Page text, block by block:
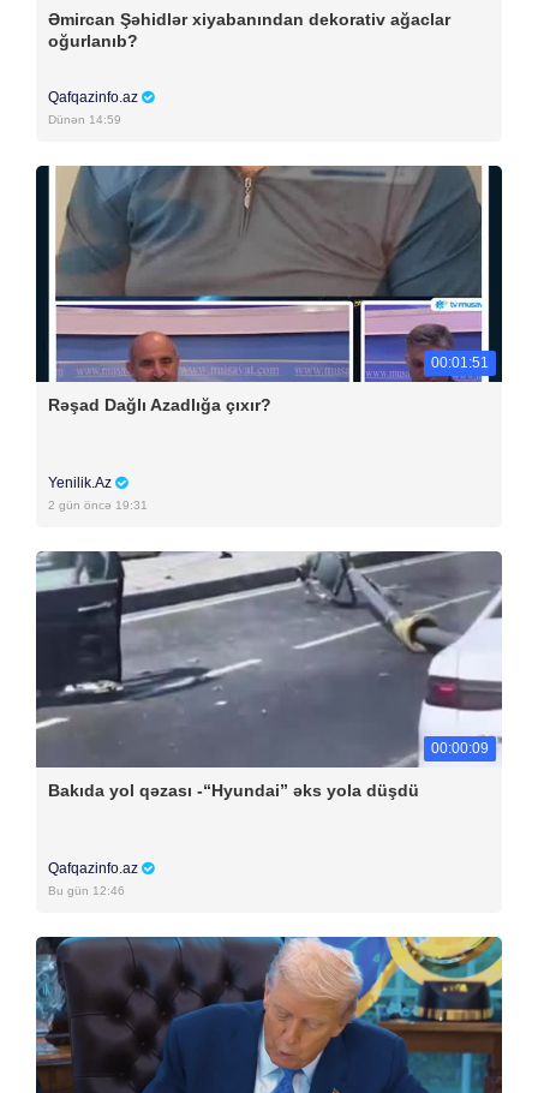
Əmircan Şəhidlər xiyabanından dekorativ ağaclar
oğurlanıb?
Qafqazinfo.az
Dünən 14:59
00:01:51
Rəşad Dağlı Azadlığa çıxır?
Yenilik.Az
2 gün öncə 19:31
00:00:09
Bakıda yol qəzası -“Hyundai” əks yola düşdü
Qafqazinfo.az
Bu gün 12:46